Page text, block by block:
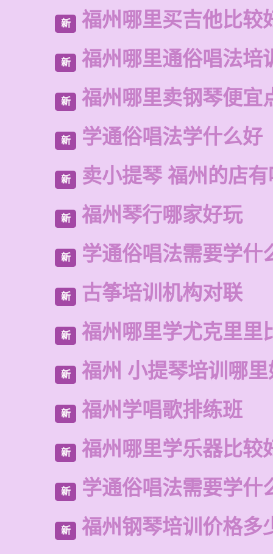
新 福州哪里买吉他比较
新 福州哪里通俗唱法培
新 福州哪里卖钢琴便宜
新 学通俗唱法学什么好
新 卖小提琴 福州的店
新 福州琴行哪家好玩
新 学通俗唱法需要学什
新 古筝培训机构对联
新 福州哪里学尤克里里
新 福州 小提琴培训哪
新 福州学唱歌排练班
新 福州哪里学乐器比较
新 学通俗唱法需要学什
新 福州钢琴培训价格多